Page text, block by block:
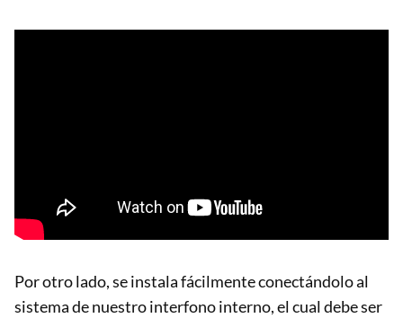
Por otro lado, se instala fácilmente conectándolo al
sistema de nuestro interfono interno, el cual debe ser